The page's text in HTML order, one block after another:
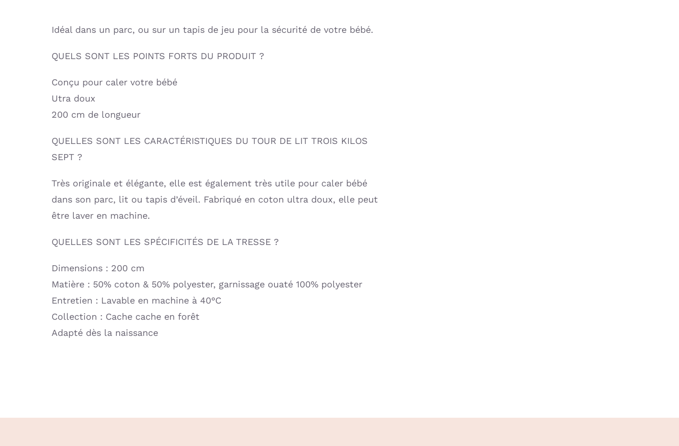
Idéal dans un parc, ou sur un tapis de jeu pour la sécurité de votre bébé.
QUELS SONT LES POINTS FORTS DU PRODUIT ?
Conçu pour caler votre bébé
Utra doux
200 cm de longueur
QUELLES SONT LES CARACTÉRISTIQUES DU TOUR DE LIT TROIS KILOS
SEPT ?
Très originale et élégante, elle est également très utile pour caler bébé
dans son parc, lit ou tapis d’éveil. Fabriqué en coton ultra doux, elle peut
être laver en machine.
QUELLES SONT LES SPÉCIFICITÉS DE LA TRESSE ?
Dimensions : 200 cm
Matière : 50% coton & 50% polyester, garnissage ouaté 100% polyester
Entretien : Lavable en machine à 40°C
Collection : Cache cache en forêt
Adapté dès la naissance